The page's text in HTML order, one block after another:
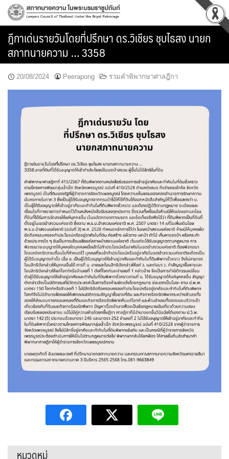
Skip
content
ฎีกาเด่นรายวันโดยที่ปรึกษา ดร.วิเชียร ชุบไธสง นายก
สภาทนายความ … 3358
20/08/2024 Peerapong รวมคำพิพากษาศาลฎีกา
หมวดหมู่